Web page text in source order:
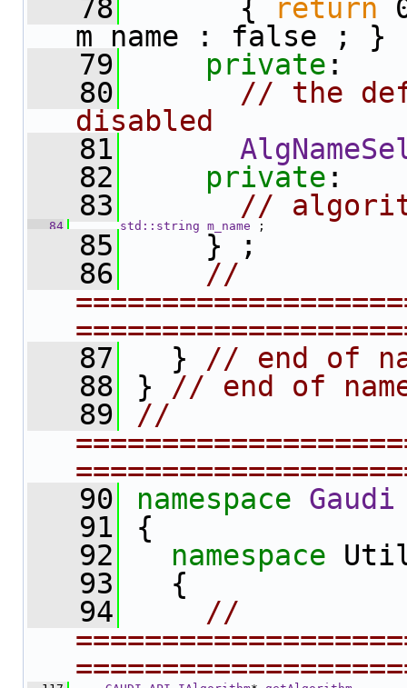
   78
{ return
m_name : false ; }
   79
private :
   80
// the
disabled
   81
   82
private :
   83
//
   84
std::string m_name ;
   85
} ;
   86
//
   87
} // end of
   88
} // end of
   89
//
   90
namespace Gaudi
   91
{
   92
namespace
   93
{
   94
//